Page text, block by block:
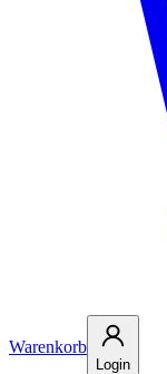
Warenkorb
Login